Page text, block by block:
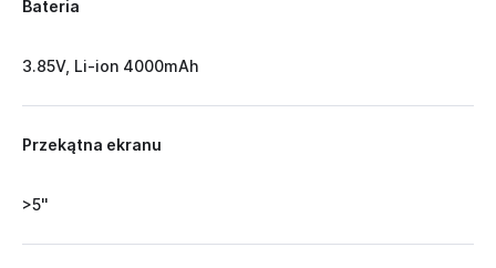
Bateria
3.85V, Li-ion 4000mAh
Przekątna ekranu
>5''